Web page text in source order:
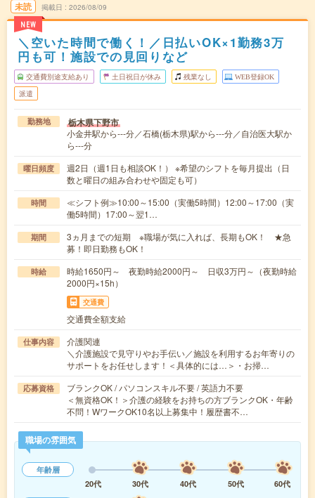
未読
NEW
掲載日 2026/08/09
＼空いた時間で働く！／日払いOK×1勤務3万
円も可！施設での見回りなど
交通費別途支給あり 土日祝日が休み 残業なし WEB登録OK
派遣
勤務地 栃木県下野市
小金井駅から---分／石橋(栃木県)駅から---分／自治医大駅か
ら---分
曜日頻度
週2日（週1日も相談OK！） ※希望のシフトを毎月提出（日
数と曜日の組み合わせや固定も可）
時間
≪シフト例≫10:00～15:00（実働5時間）12:00～17:00（実
働5時間）17:00～翌1…
期間
3ヵ月までの短期 ※職場が気に入れば、長期もOK！ ★急
募！即日勤務もOK！
時給
時給1650円～ 夜勤時給2000円～ 日収3万円～（夜勤時給
2000円×15h）
交通費
交通費全額支給
仕事内容
介護関連
＼介護施設で見守りやお手伝い／施設を利用するお年寄りの
サポートをお任せします！＜具体的には…＞・お掃…
応募資格
ブランクOK / パソコンスキル不要 / 英語力不要
＜無資格OK！＞介護の経験をお持ちの方ブランクOK・年齢
不問！WワークOK10名以上募集中！履歴書不…
職場の雰囲気
年齢層
20代
30代 40代 50代
60代